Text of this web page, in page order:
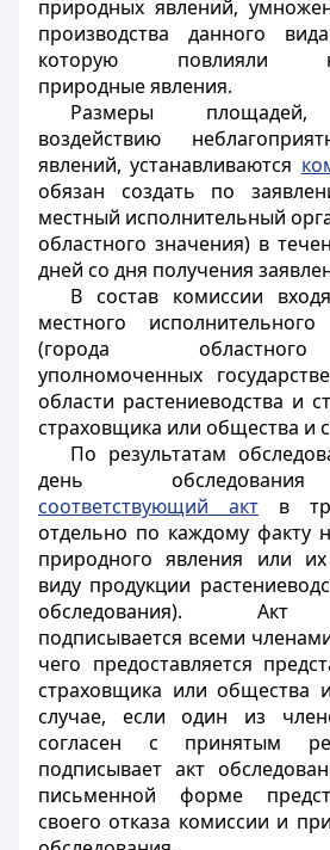
природных явлений,
производства данного
которую повлияли
природные явления.
Размеры площадей,
воздействию
явлений, устанавливаются
обязан создать по
местный исполнительный
областного значения) в
дней со дня получения
В состав комиссии
местного
(города
уполномоченных
области растениеводства и
страховщика или общества и
По результатам
день обследования
соответствующий акт в
отдельно по каждому факту
природного явления или
виду продукции
обследования). Акт
подписывается всеми
чего предоставляется
страховщика или общества
случае, если один из
согласен с принятым
подписывает акт
письменной форме
своего отказа комиссии и